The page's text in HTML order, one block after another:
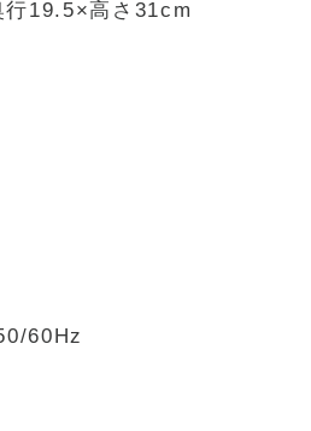
19.5×高さ31cm
60Hz